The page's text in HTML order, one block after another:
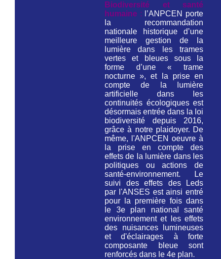
Biodiversité et santé
humaine : l’ANPCEN porte
la recommandation
nationale historique d’une
meilleure gestion de la
lumière dans les trames
vertes et bleues sous la
forme d’une « trame
nocturne », et la prise en
compte de la lumière
artificielle dans les
continuités écologiques est
désormais entrée dans la loi
biodiversité depuis 2016,
grâce à notre plaidoyer. De
même, l'ANPCEN oeuvre à
la prise en compte des
effets de la lumière dans les
politiques ou actions de
santé-environnement. Le
suivi des effets des Leds
par l'ANSES est ainsi entré
pour la première fois dans
le 3e plan national santé
environnement et les effets
des nuisances lumineuses
et d'éclairages à forte
composante bleue sont
renforcés dans le 4e plan.